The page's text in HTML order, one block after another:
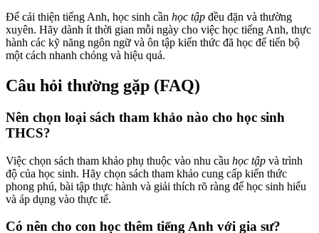
Để cải thiện tiếng Anh, học sinh cần học tập đều đặn và thường
xuyên. Hãy dành ít thời gian mỗi ngày cho việc học tiếng Anh, thực
hành các kỹ năng ngôn ngữ và ôn tập kiến thức đã học để tiến bộ
một cách nhanh chóng và hiệu quả.
Câu hỏi thường gặp (FAQ)
Nên chọn loại sách tham khảo nào cho học sinh
THCS?
Việc chọn sách tham khảo phụ thuộc vào nhu cầu học tập và trình
độ của học sinh. Hãy chọn sách tham khảo cung cấp kiến thức
phong phú, bài tập thực hành và giải thích rõ ràng để học sinh hiểu
và áp dụng vào thực tế.
Có nên cho con học thêm tiếng Anh với gia sư?